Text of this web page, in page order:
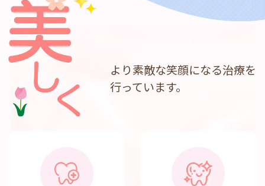
より素敵な笑顔になる治療を
行っています。